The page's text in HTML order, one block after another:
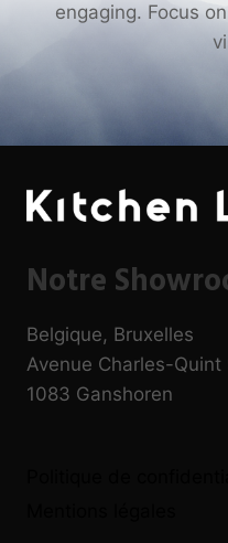
engaging. Focus
Notre
Belgique, Bruxelles
Avenue Charles-Quint
1083 Ganshoren